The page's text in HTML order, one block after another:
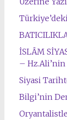
İSLÂM
– Hz.Ali’nin
Siyasi
Bilgi’nin